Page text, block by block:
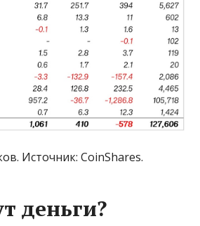
Источник: CoinShares.
деньги?